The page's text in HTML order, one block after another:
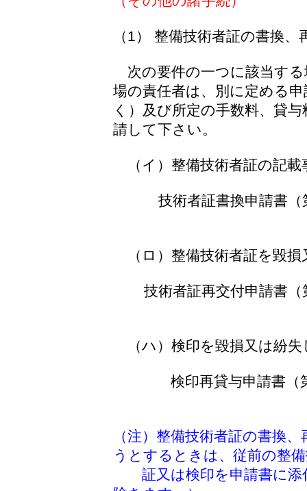
（1） 整備技術者証の書換
次の要件の一つに該当する
場の責任者は、別に定める
く）及び所定の手数料、貸
請して下さい。
（イ）整備技術者証の記載
技術者証書換申請書（
（ロ）整備技術者証を毀損
技術者証再交付申請書（
（ハ）検印を毀損又は紛失
検印再貸与申請書（
（注）整備技術者証の書換
うとするときは、従前の整
証又は検印を申請書に添